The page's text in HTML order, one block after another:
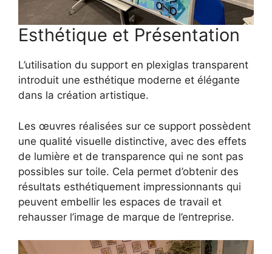
Esthétique et Présentation
L’utilisation du support en plexiglas transparent
introduit une esthétique moderne et élégante
dans la création artistique.
Les œuvres réalisées sur ce support possèdent
une qualité visuelle distinctive, avec des effets
de lumière et de transparence qui ne sont pas
possibles sur toile. Cela permet d’obtenir des
résultats esthétiquement impressionnants qui
peuvent embellir les espaces de travail et
rehausser l’image de marque de l’entreprise.